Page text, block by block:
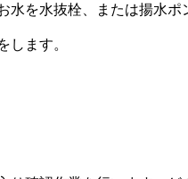
水を水抜栓、または揚水ポ
します。